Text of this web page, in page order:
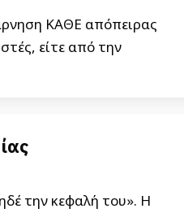
ΚΑΘΕ απόπειρας
είτε από την
την κεφαλή του». Η